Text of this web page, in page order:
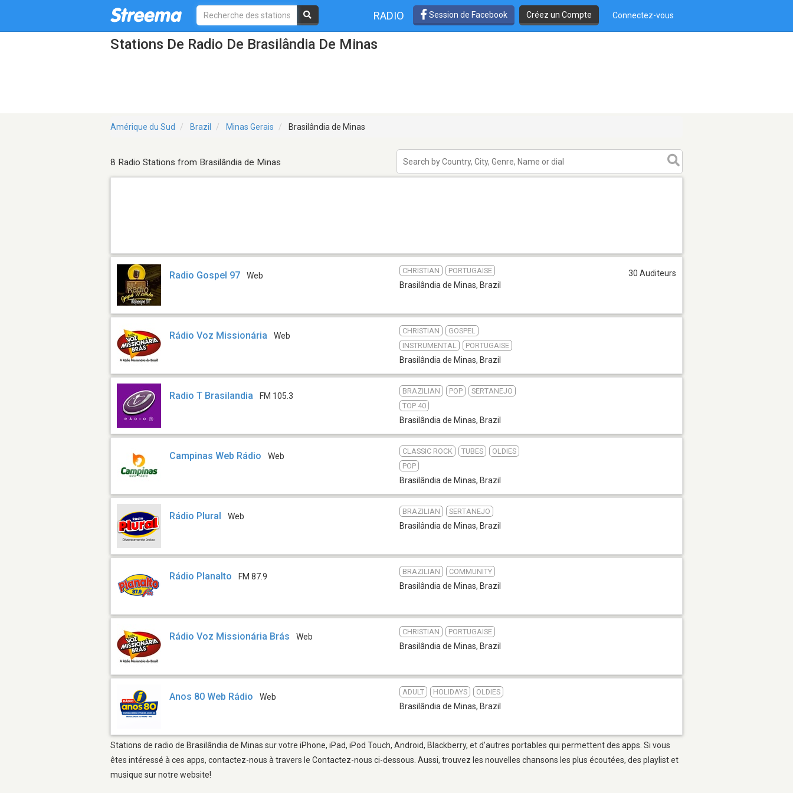
RADIO Session de Facebook Créez un Compte Connectez-vous
Stations De Radio De Brasilândia De Minas
Amérique du Sud Brazil Minas Gerais Brasilândia de Minas
8 Radio Stations from Brasilândia de Minas
Radio Gospel 97 Web
CHRISTIAN PORTUGAISE
Brasilândia de Minas, Brazil
30 Auditeurs
Rádio Voz Missionária Web
CHRISTIAN
GOSPEL
INSTRUMENTAL
PORTUGAISE
Brasilândia de Minas, Brazil
Radio T Brasilandia FM 105.3
BRAZILIAN POP
SERTANEJO
TOP 40
Brasilândia de Minas, Brazil
Campinas Web Rádio Web
CLASSIC ROCK TUBES
OLDIES
POP
Brasilândia de Minas, Brazil
Rádio Plural Web
BRAZILIAN SERTANEJO
Brasilândia de Minas, Brazil
Rádio Planalto FM 87.9
BRAZILIAN COMMUNITY
Brasilândia de Minas, Brazil
Rádio Voz Missionária Brás Web
CHRISTIAN PORTUGAISE
Brasilândia de Minas, Brazil
Anos 80 Web Rádio Web
ADULT HOLIDAYS OLDIES
Brasilândia de Minas, Brazil
Stations de radio de Brasilândia de Minas sur votre iPhone, iPad, iPod Touch, Android, Blackberry, et d'autres portables qui permettent des apps. Si vous
êtes intéressé à ces apps, contactez-nous à travers le Contactez-nous ci-dessous. Aussi, trouvez les nouvelles chansons les plus écoutées, des playlist et
musique sur notre website!